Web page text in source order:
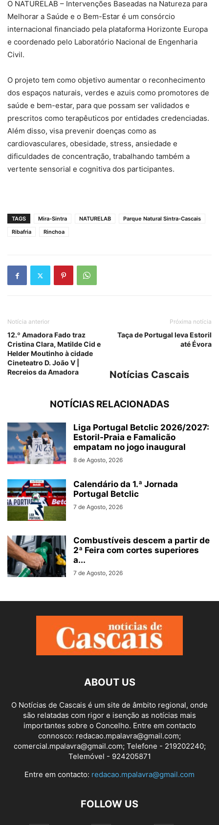
O NATURELAB – Intervenções Baseadas na Natureza para
Melhorar a Saúde e o Bem-Estar é um consórcio
internacional financiado pela plataforma Horizonte Europa
e coordenado pelo Laboratório Nacional de Engenharia
Civil.
O projeto tem como objetivo aumentar o reconhecimento
dos espaços naturais, verdes e azuis como promotores de
saúde e bem-estar, para que possam ser validados e
prescritos como terapêuticos por entidades credenciadas.
Além disso, visa prevenir doenças como as
cardiovasculares, obesidade, stress, ansiedade e
dificuldades de concentração, trabalhando também a
vertente sensorial e cognitiva dos participantes.
TAGS Mira-Sintra NATURELAB
Parque Natural Sintra-Cascais
Ribafria
Rinchoa
Notícia anterior
12.º Amadora Fado traz
Cristina Clara, Matilde Cid e
Helder Moutinho à cidade
Cineteatro D. João V |
Recreios da Amadora
Próxima notícia
Taça de Portugal leva Estoril
até Évora
Notícias Cascais
NOTÍCIAS RELACIONADAS
Liga Portugal Betclic 2026/2027:
Estoril-Praia e Famalicão
empatam no jogo inaugural
8 de Agosto, 2026
Calendário da 1.ª Jornada
Portugal Betclic
7 de Agosto, 2026
Combustíveis descem a partir de
2ª Feira com cortes superiores
a...
7 de Agosto, 2026
ABOUT US
O Notícias de Cascais é um site de âmbito regional, onde
são relatadas com rigor e isenção as notícias mais
importantes sobre o Concelho. Entre em contacto
connosco: redacao.mpalavra@gmail.com;
comercial.mpalavra@gmail.com; Telefone - 219202240;
Telemóvel - 924205871
Entre em contacto: redacao.mpalavra@gmail.com
FOLLOW US